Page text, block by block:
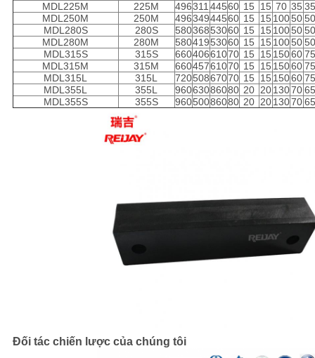
MDL225M
225M 49631144560 15 15 70 35 35
MDL250M
250M 49634944560 15 15 1005050
MDL280S
280S 58036853060 15 15 1005050
MDL280M
280M 58041953060 15 15 1005050
MDL315S
315S 66040661070 15 15 1506075
MDL315M
315M 66045761070 15 15 1506075
MDL315L
315L 72050867070 15 15 1506075
MDL355L
355L 96063086080 20 201307065
MDL355S
355S 96050086080 20 201307065
Đối tác chiến lược của chúng tôi